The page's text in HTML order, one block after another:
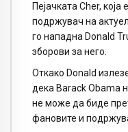
Пејачката Cher,
подржувач на
го нападна Donald
зборови за него.
Откако Donald
дека Barack Obama
не може да биде
фановите и